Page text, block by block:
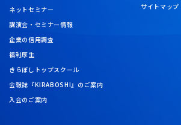
ネットセミナー
講演会・セミナー情報
企業の信用調査
福利厚生
きらぼしトップスクール
会報誌『KIRABOSHI』のご案内
入会のご案内
サイトマップ